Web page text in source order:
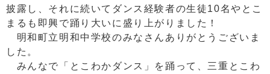
披露し、それに続いてダンス経験者の生徒10名やとこ
まるも即興で踊り大いに盛り上がりました！
明和町立明和中学校のみなさんありがとうございま
した。
みんなで「とこわかダンス」を踊って、三重とこわ